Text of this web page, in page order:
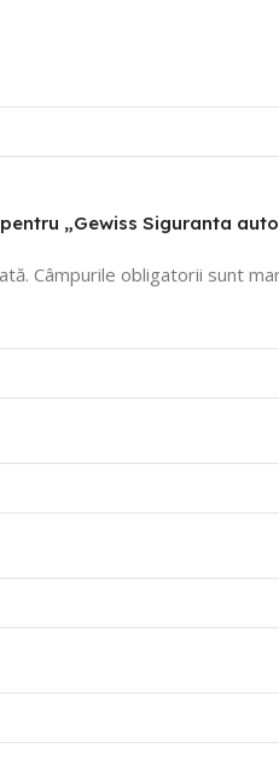
„Gewiss Siguranta
Câmpurile obligatorii sunt